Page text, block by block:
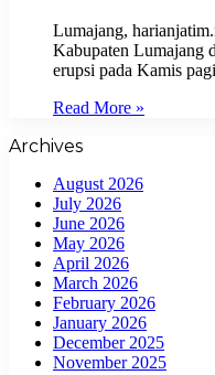
Lumajang,
Kabupaten Lumajang
erupsi pada Kamis
Read More »
Archives
August 2026
July 2026
June 2026
May 2026
April 2026
March 2026
February 2026
January 2026
December 2025
November 2025